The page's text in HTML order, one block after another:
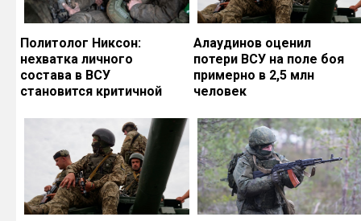
Политолог Никсон:
нехватка личного
состава в ВСУ
становится критичной
Алаудинов оценил
потери ВСУ на поле боя
примерно в 2,5 млн
человек